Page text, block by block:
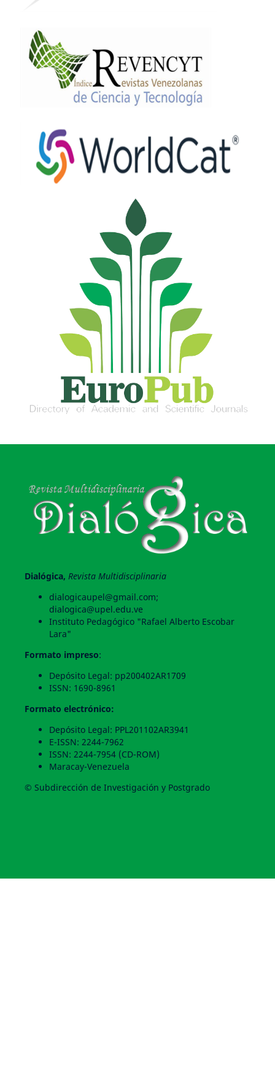
Dialógica, Revista Multidisciplinaria
dialogicaupel@gmail.com;
dialogica@upel.edu.ve
Instituto Pedagógico "Rafael Alberto Escobar
Lara"
Formato impreso:
Depósito Legal: pp200402AR1709
ISSN: 1690-8961
Formato electrónico:
Depósito Legal: PPL201102AR3941
E-ISSN: 2244-7962
ISSN: 2244-7954 (CD-ROM)
Maracay-Venezuela
© Subdirección de Investigación y Postgrado